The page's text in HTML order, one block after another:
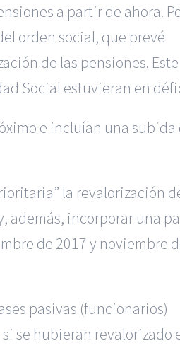
a partir de ahora.
orden social, que prevé
de las pensiones. Este
Social estuvieran en
e incluían una subida
la revalorización
además, incorporar una
de 2017 y noviembre
pasivas (funcionarios)
se hubieran revalorizado